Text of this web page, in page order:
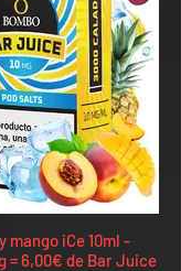
mango iCe 10ml -
= 6,00€ de Bar Juice